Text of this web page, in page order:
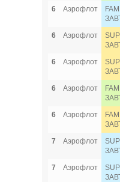
6
Аэрофлот
6
Аэрофлот
6
Аэрофлот
6
Аэрофлот
6
Аэрофлот
7
Аэрофлот
7
Аэрофлот